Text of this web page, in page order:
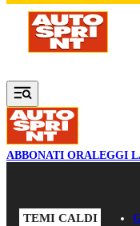
Vai al contenuto principale
ABBONATI ORALEGGI
TEMI CALDI